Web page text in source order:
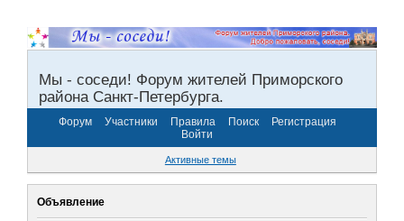
Мы - соседи! Форум жителей Приморского
района Санкт-Петербурга.
Форум Участники Правила Поиск
Регистрация
Войти
Активные темы
Объявление